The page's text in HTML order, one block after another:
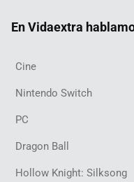
En Vidaextra
Cine
Nintendo Switch
PC
Dragon Ball
Hollow Knight: Silksong